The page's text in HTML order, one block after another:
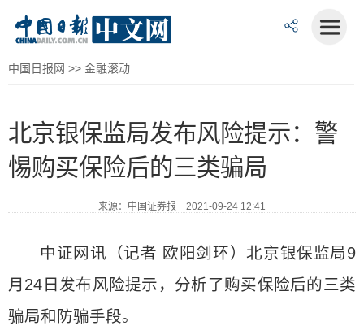
中国日报网 >> 金融滚动
北京银保监局发布风险提示：警
惕购买保险后的三类骗局
来源：中国证券报 2021-09-24 12:41
中证网讯（记者 欧阳剑环）北京银保监局9
月24日发布风险提示，分析了购买保险后的三类
骗局和防骗手段。